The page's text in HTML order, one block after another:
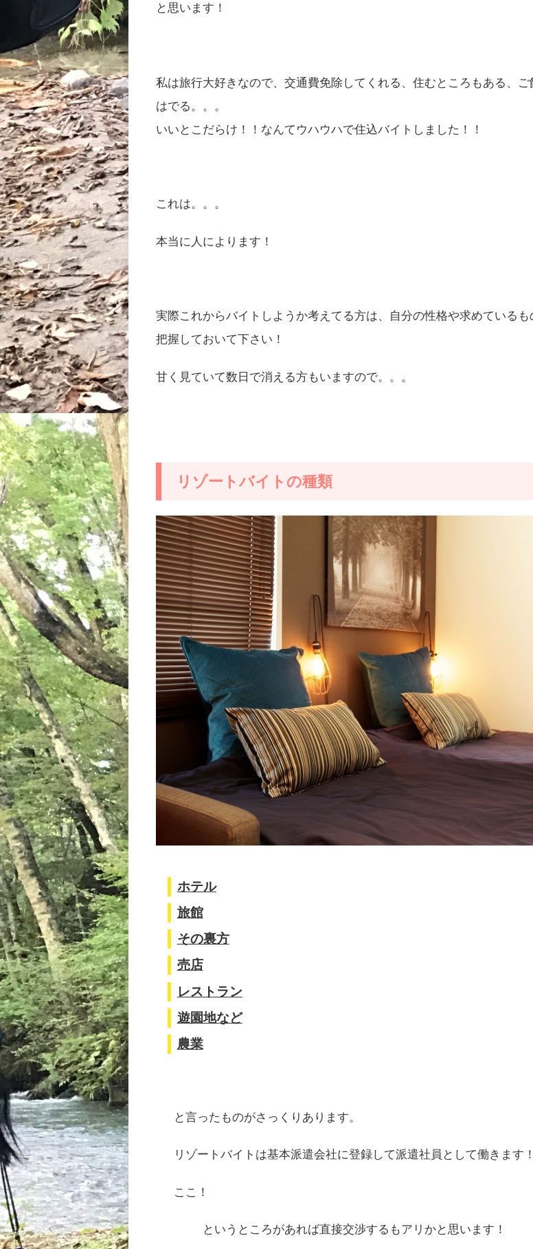
と思います！
私は旅行大好きなので、交通費免除してくれる、住むところもある、ご
はでる。。。
いいとこだらけ！！なんてウハウハで住込バイトしました！！
これは。。。
本当に人によります！
実際これからバイトしようか考えてる方は、自分の性格や求めているも
把握しておいて下さい！
甘く見ていて数日で消える方もいますので。。。
リゾートバイトの種類
ホテル
旅館
その裏方
売店
レストラン
遊園地など
農業
と言ったものがさっくりあります。
リゾートバイトは基本派遣会社に登録して派遣社員として働きます！
ここ！
というところがあれば直接交渉するもアリかと思います！